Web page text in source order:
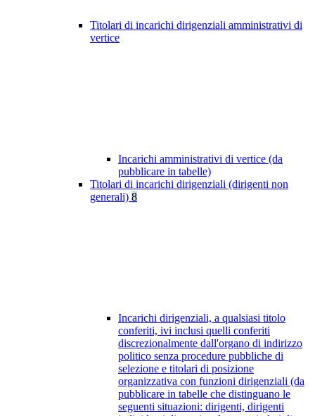
Titolari di incarichi dirigenziali amministrativi di
vertice
Incarichi amministrativi di vertice (da
pubblicare in tabelle)
Titolari di incarichi dirigenziali (dirigenti non
generali) 8
Incarichi dirigenziali, a qualsiasi titolo
conferiti, ivi inclusi quelli conferiti
discrezionalmente dall'organo di indirizzo
politico senza procedure pubbliche di
selezione e titolari di posizione
organizzativa con funzioni dirigenziali (da
pubblicare in tabelle che distinguano le
seguenti situazioni: dirigenti, dirigenti